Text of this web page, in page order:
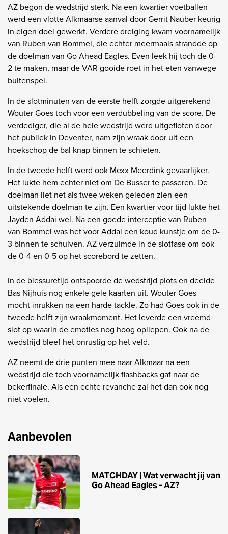
AZ begon de wedstrijd sterk. Na een kwartier voetballen
werd een vlotte Alkmaarse aanval door Gerrit Nauber keurig
in eigen doel gewerkt. Verdere dreiging kwam voornamelijk
van Ruben van Bommel, die echter meermaals strandde op
de doelman van Go Ahead Eagles. Even leek hij toch de 0-
2 te maken, maar de VAR gooide roet in het eten vanwege
buitenspel.
In de slotminuten van de eerste helft zorgde uitgerekend
Wouter Goes toch voor een verdubbeling van de score. De
verdediger, die al de hele wedstrijd werd uitgefloten door
het publiek in Deventer, nam zijn wraak door uit een
hoekschop de bal knap binnen te schieten.
In de tweede helft werd ook Mexx Meerdink gevaarlijker.
Het lukte hem echter niet om De Busser te passeren. De
doelman liet net als twee weken geleden zien een
uitstekende doelman te zijn. Een kwartier voor tijd lukte het
Jayden Addai wel. Na een goede interceptie van Ruben
van Bommel was het voor Addai een koud kunstje om de 0-
3 binnen te schuiven. AZ verzuimde in de slotfase om ook
de 0-4 en 0-5 op het scorebord te zetten.
In de blessuretijd ontspoorde de wedstrijd plots en deelde
Bas Nijhuis nog enkele gele kaarten uit. Wouter Goes
mocht inrukken na een harde tackle. Zo had Goes ook in de
tweede helft zijn wraakmoment. Het leverde een vreemd
slot op waarin de emoties nog hoog opliepen. Ook na de
wedstrijd bleef het onrustig op het veld.
AZ neemt de drie punten mee naar Alkmaar na een
wedstrijd die toch voornamelijk flashbacks gaf naar de
bekerfinale. Als een echte revanche zal het dan ook nog
niet voelen.
Aanbevolen
MATCHDAY | Wat verwacht jij van
Go Ahead Eagles - AZ?